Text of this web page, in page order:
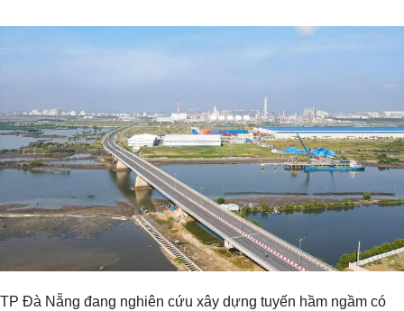
TP Đà Nẵng đang nghiên cứu xây dựng tuyến hầm ngầm có